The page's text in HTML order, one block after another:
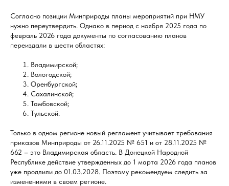
Согласно позиции Минприроды планы мероприятий при НМУ
нужно переутвердить. Однако в период с ноября 2025 года по
февраль 2026 года документы по согласованию планов
переиздали в шести областях:
Владимирской;
Вологодской;
Оренбургской;
Сахалинской;
Тамбовской;
Тульской.
Только в одном регионе новый регламент учитывает требования
приказов Минприроды от 26.11.2025 № 651 и от 28.11.2025 №
662 – это Владимирская область. В Донецкой Народной
Республике действие утвержденных до 1 марта 2026 года планов
уже продлили до 01.03.2028. Поэтому рекомендуем следить за
изменениями в своем регионе.